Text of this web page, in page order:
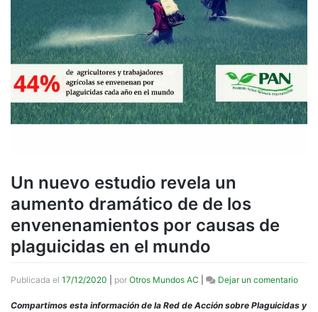
Un nuevo estudio revela un
aumento dramático de de los
envenenamientos por causas de
plaguicidas en el mundo
Publicada el 17/12/2020 por Otros Mundos AC Dejar un comentarioen
Compartimos esta información de la Red de Acción sobre Plaguicidas y